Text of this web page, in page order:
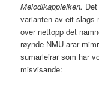
Melodikappleiken.
varianten av eit slags
over nettopp det
røynde NMU-arar
sumarleirar som har
misvisande: